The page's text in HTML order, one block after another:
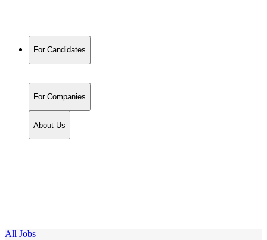
For Candidates
For Companies
About Us
All Jobs